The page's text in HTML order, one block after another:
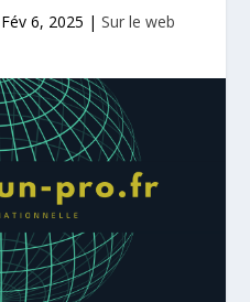
Fév 6, 2025 | Sur le web